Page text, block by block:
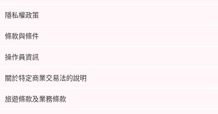
隱私權政策
條款與條件
操作員資訊
關於特定商業交易法的說明
旅遊條款及業務條款